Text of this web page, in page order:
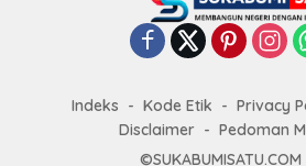
Indeks Kode Etik Privacy
Disclaimer
Pedoman